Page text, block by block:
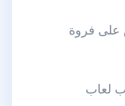
على فروة
لعاب